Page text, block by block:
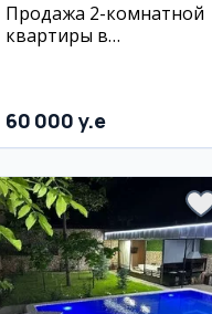
Продажа 2-комнатной
квартиры в
60 000 y.e